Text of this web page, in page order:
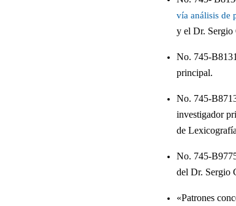
vía análisis de
y el Dr. Sergio
No. 745-
principal.
No. 745-
investigador
de
No. 745-
del Dr. Sergio
«Patrones